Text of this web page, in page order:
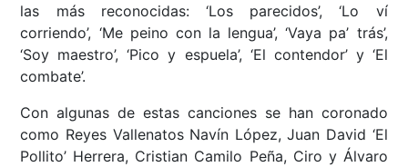
las más reconocidas: ‘Los parecidos’, ‘Lo ví
corriendo’, ‘Me peino con la lengua’, ‘Vaya pa’ trás’,
‘Soy maestro’, ‘Pico y espuela’, ‘El contendor’ y ‘El
combate’.
Con algunas de estas canciones se han coronado
como Reyes Vallenatos Navín López, Juan David ‘El
Pollito’ Herrera, Cristian Camilo Peña, Ciro y Álvaro